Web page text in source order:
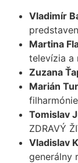
Vladimír
Martina
televízia a
Zuzana
Marián
Tomislav
ZDRAVÝ
Vladislav
generálny